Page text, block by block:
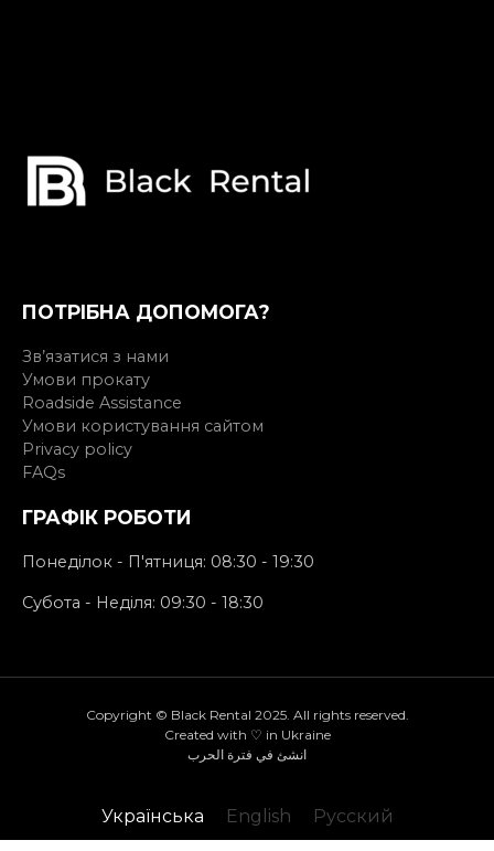
ПОТРІБНА ДОПОМОГА?
Зв’язатися з нами
Умови прокату
Roadside Assistance
Умови користування сайтом
Privacy policy
FAQs
ГРАФІК РОБОТИ
Понеділок - П'ятниця: 08:30 - 19:30
Субота - Неділя: 09:30 - 18:30
Copyright © Black Rental 2025. All rights reserved.
Created with ♡ in Ukraine
انشئ في فترة الحرب
Українська English Русский